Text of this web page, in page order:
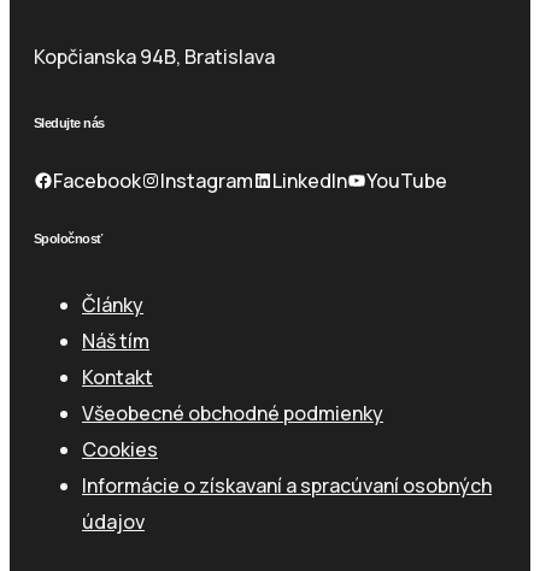
Kopčianska 94B, Bratislava
Sledujte nás
Facebook Instagram LinkedIn YouTube
Spoločnosť
Články
Náš tím
Kontakt
Všeobecné obchodné podmienky
Cookies
Informácie o získavaní a spracúvaní osobných
údajov